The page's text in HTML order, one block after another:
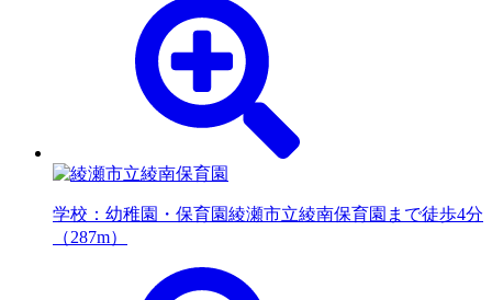
学校：幼稚園・保育園綾瀬市立綾南保育園まで徒歩4分
（287m）